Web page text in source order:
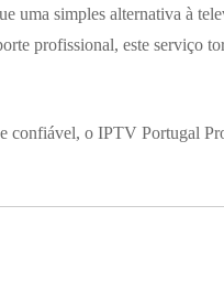
uma simples alternativa à
profissional, este serviço
confiável, o IPTV Portugal